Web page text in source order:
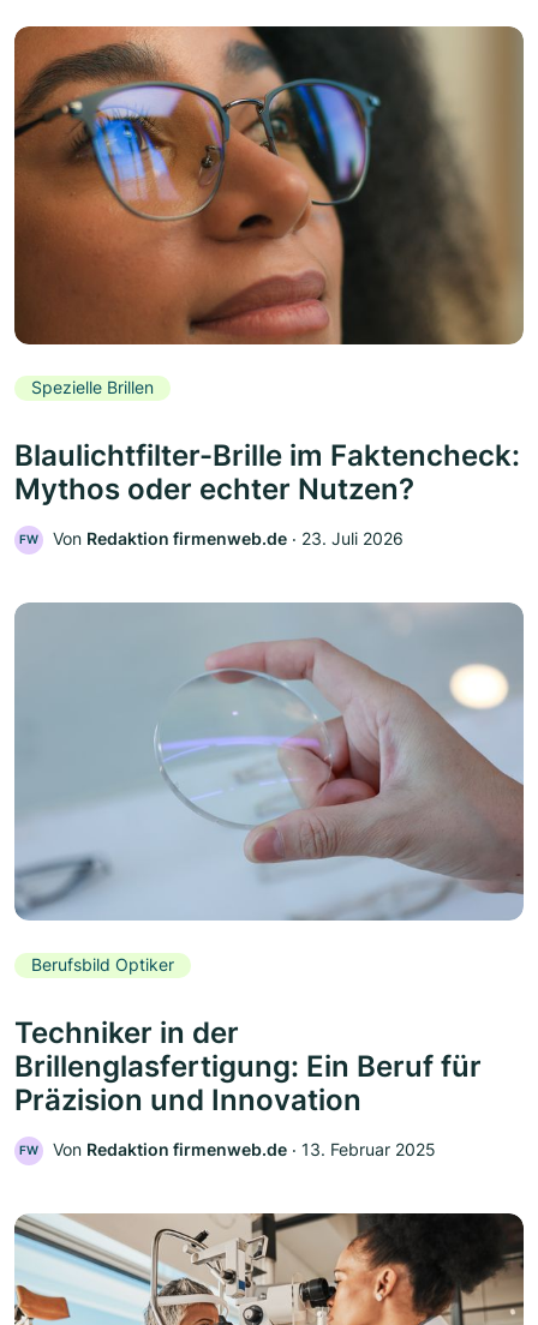
Spezielle Brillen
Blaulichtfilter-Brille im Faktencheck:
Mythos oder echter Nutzen?
FW Von Redaktion firmenweb.de ‧ 23. Juli 2026
Berufsbild Optiker
Techniker in der
Brillenglasfertigung: Ein Beruf für
Präzision und Innovation
FW Von Redaktion firmenweb.de ‧ 13. Februar 2025